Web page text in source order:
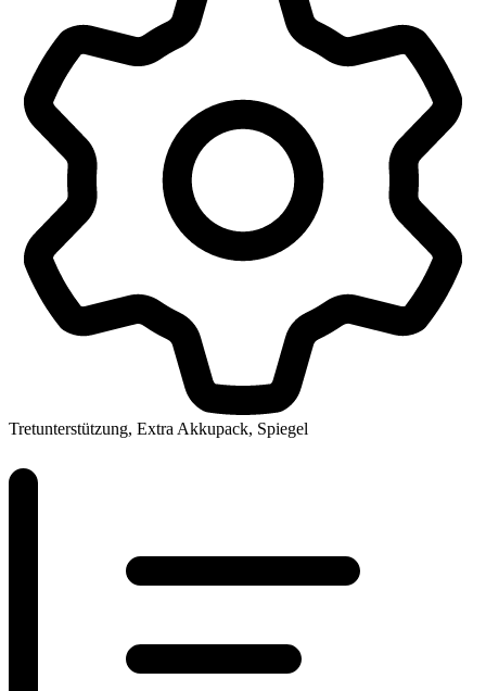
Tretunterstützung, Extra Akkupack, Spiegel